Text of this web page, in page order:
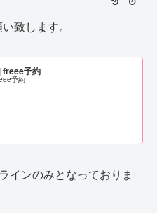
致します。
freee予約
予約
インのみとなっておりま